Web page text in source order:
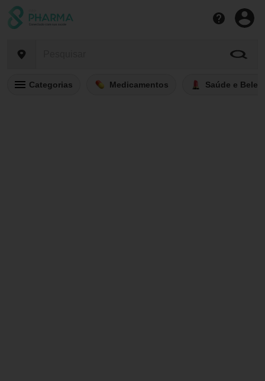
Categorias Medicamentos Saúde e